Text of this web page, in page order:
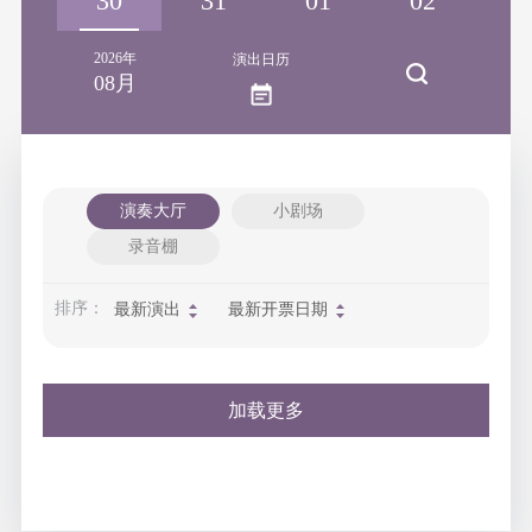
2026年
08月
演出日历
演奏大厅
小剧场
录音棚
排序： 最新演出 最新开票日期
加载更多